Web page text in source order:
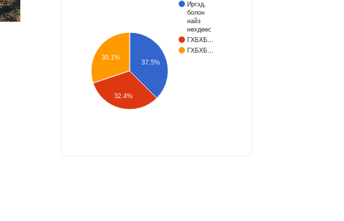
Иргэд,
болон
найз
нөхдөөс
ГХБХБ…
ГХБХБ…
37.5%
30.1%
32.4%